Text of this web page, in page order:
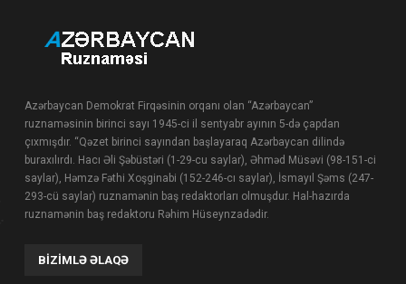
Azərbaycan Demokrat Firqəsinin orqanı olan “Azərbaycan”
ruznaməsinin birinci sayı 1945-ci il sentyabr ayının 5-də çapdan
çıxmışdır. “Qəzet birinci sayından başlayaraq Azərbaycan dilində
buraxılırdı. Hacı Əli Şəbüstəri (1-29-cu saylar), Əhməd Müsəvi (98-151-ci
saylar), Həmzə Fəthi Xoşginabi (152-246-cı saylar), İsmayıl Şəms (247-
293-cü saylar) ruznamənin baş redaktorları olmuşdur. Hal-hazırda
ruznamənin baş redaktoru Rəhim Hüseynzadədir.
BIZIMLƏ ƏLAQƏ